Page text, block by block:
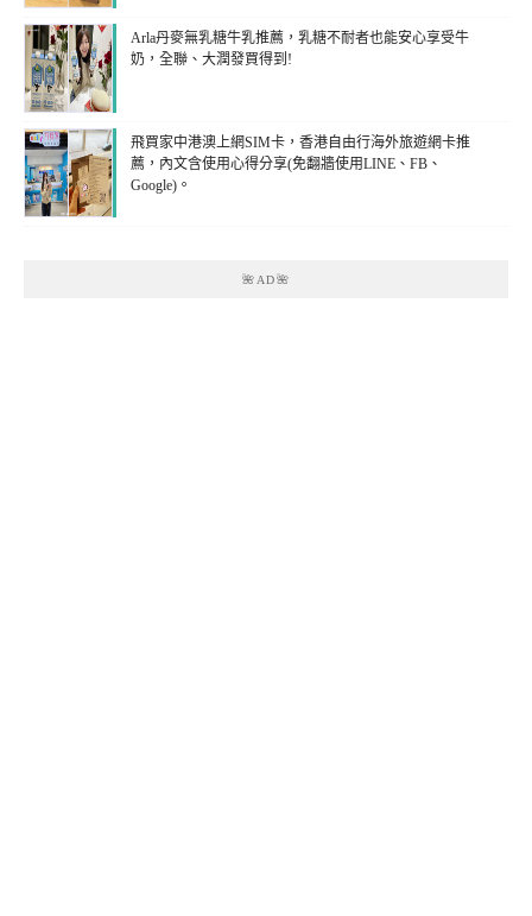
Arla丹麥無乳糖牛乳推薦，乳糖不耐者也能安心享受牛
奶，全聯、大潤發買得到!
飛買家中港澳上網SIM卡，香港自由行海外旅遊網卡推
薦，內文含使用心得分享(免翻牆使用LINE、FB、
Google)。
🌺AD🌺